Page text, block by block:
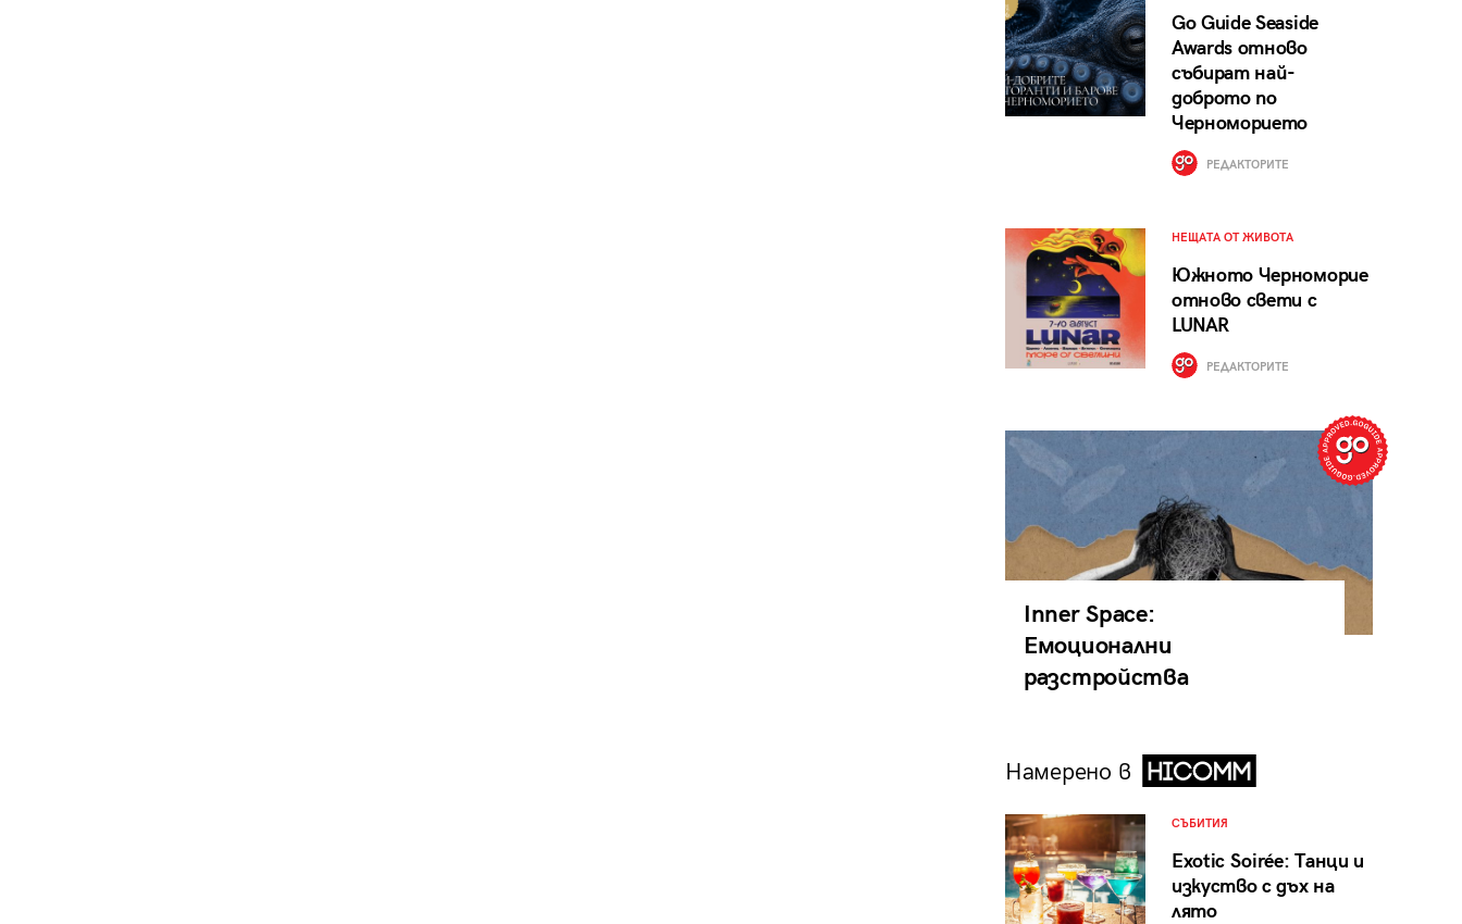
Go Guide Seaside
Awards отново
събират най-
доброто по
Черноморието
РЕДАКТОРИТЕ
НЕЩАТА ОТ ЖИВОТА
Южното Черноморие
отново свети с
LUNAR
РЕДАКТОРИТЕ
Inner Space:
Емоционални
разстройства
Намерено в
СЪБИТИЯ
Exotic Soirée: Танци и
изкуство с дъх на
лято